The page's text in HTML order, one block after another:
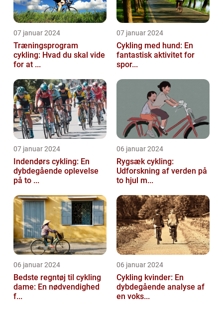
07 januar 2024
Træningsprogram
cykling: Hvad du skal vide
for at ...
07 januar 2024
Cykling med hund: En
fantastisk aktivitet for
spor...
07 januar 2024
Indendørs cykling: En
dybdegående oplevelse
på to ...
06 januar 2024
Rygsæk cykling:
Udforskning af verden på
to hjul m...
06 januar 2024
Bedste regntøj til cykling
dame: En nødvendighed
f...
06 januar 2024
Cykling kvinder: En
dybdegående analyse af
en voks...